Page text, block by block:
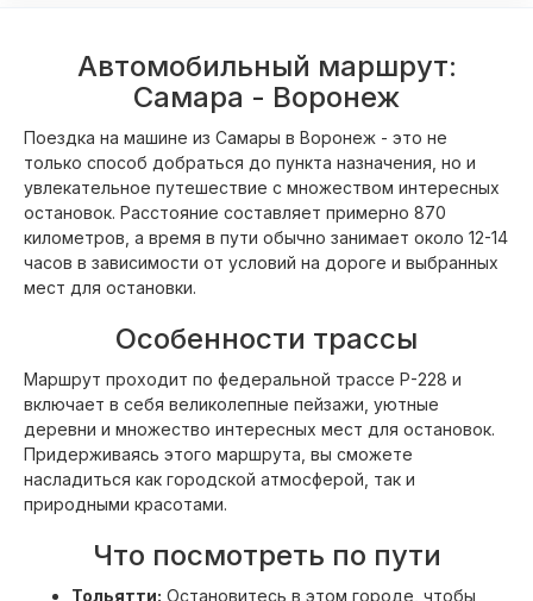
Автомобильный маршрут:
Самара - Воронеж
Поездка на машине из Самары в Воронеж - это не
только способ добраться до пункта назначения, но и
увлекательное путешествие с множеством интересных
остановок. Расстояние составляет примерно 870
километров, а время в пути обычно занимает около 12-14
часов в зависимости от условий на дороге и выбранных
мест для остановки.
Особенности трассы
Маршрут проходит по федеральной трассе Р-228 и
включает в себя великолепные пейзажи, уютные
деревни и множество интересных мест для остановок.
Придерживаясь этого маршрута, вы сможете
насладиться как городской атмосферой, так и
природными красотами.
Что посмотреть по пути
Тольятти: Остановитесь в этом городе, чтобы